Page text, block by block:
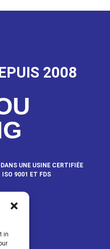
2008
UNE USINE CERTIFIÉE
ISO 9001 ET FDS
in